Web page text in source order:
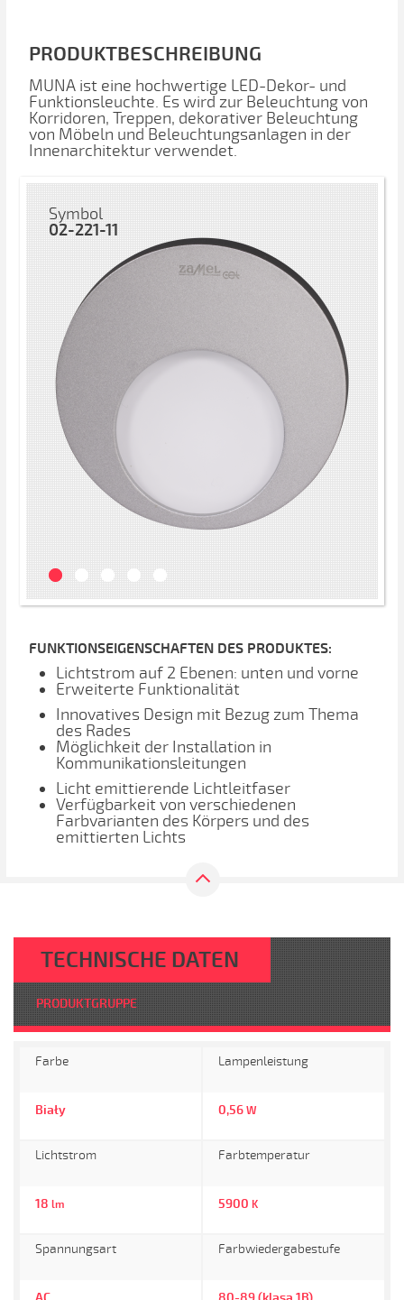
PRODUKTBESCHREIBUNG
MUNA ist eine hochwertige LED-Dekor- und
Funktionsleuchte. Es wird zur Beleuchtung von
Korridoren, Treppen, dekorativer Beleuchtung
von Möbeln und Beleuchtungsanlagen in der
Innenarchitektur verwendet.
Symbol
02-221-11
FUNKTIONSEIGENSCHAFTEN DES PRODUKTES:
Lichtstrom auf 2 Ebenen: unten und vorne
Erweiterte Funktionalität
Innovatives Design mit Bezug zum Thema
des Rades
Möglichkeit der Installation in
Kommunikationsleitungen
Licht emittierende Lichtleitfaser
Verfügbarkeit von verschiedenen
Farbvarianten des Körpers und des
emittierten Lichts
TECHNISCHE DATEN
PRODUKTGRUPPE
Farbe
Biały
Lampenleistung
0,56 W
Lichtstrom
18 lm
Farbtemperatur
5900 K
Spannungsart Farbwiedergabestufe